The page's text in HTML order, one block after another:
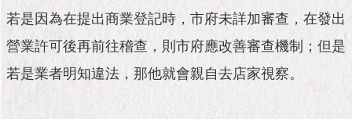
若是因為在提出商業登記時，市府未詳加審查，在發出
營業許可後再前往稽查，則市府應改善審查機制；但是
若是業者明知違法，那他就會親自去店家視察。